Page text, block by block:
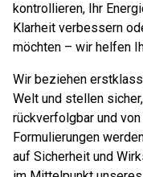
kontrollieren, Ihr
Klarheit verbessern
möchten – wir helfen
Wir beziehen
Welt und stellen
rückverfolgbar und
Formulierungen
auf Sicherheit und